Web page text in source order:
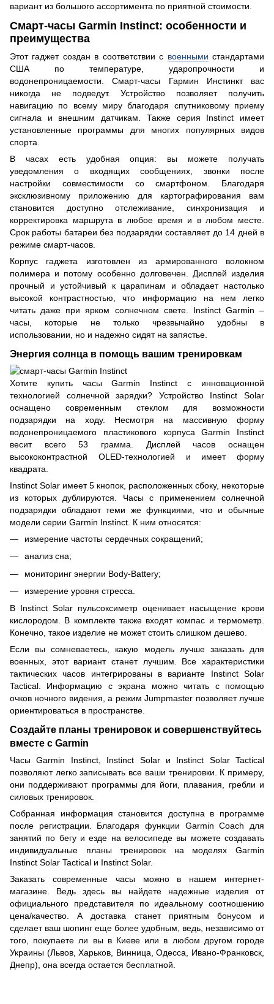
вариант из большого ассортимента по приятной стоимости.
Смарт-часы Garmin Instinct: особенности и
преимущества
Этот гаджет создан в соответствии с военными стандартами
США по температуре, ударопрочности и
водонепроницаемости. Смарт-часы Гармин Инстинкт вас
никогда не подведут. Устройство позволяет получить
навигацию по всему миру благодаря спутниковому приему
сигнала и внешним датчикам. Также серия Instinct имеет
установленные программы для многих популярных видов
спорта.
В часах есть удобная опция: вы можете получать
уведомления о входящих сообщениях, звонки после
настройки совместимости со смартфоном. Благодаря
эксклюзивному приложению для картографирования вам
становится доступно отслеживание, синхронизация и
корректировка маршрута в любое время и в любом месте.
Срок работы батареи без подзарядки составляет до 14 дней в
режиме смарт-часов.
Корпус гаджета изготовлен из армированного волокном
полимера и потому особенно долговечен. Дисплей изделия
прочный и устойчивый к царапинам и обладает настолько
высокой контрастностью, что информацию на нем легко
читать даже при ярком солнечном свете. Instinct Garmin –
часы, которые не только чрезвычайно удобны в
использовании, но и надежно сидят на запястье.
Энергия солнца в помощь вашим тренировкам
Хотите купить часы Garmin Instinct с инновационной
технологией солнечной зарядки? Устройство Instinct Solar
оснащено современным стеклом для возможности
подзарядки на ходу. Несмотря на массивную форму
водонепроницаемого пластикового корпуса Garmin Instinct
весит всего 53 грамма. Дисплей часов оснащен
высококонтрастной OLED-технологией и имеет форму
квадрата.
Instinct Solar имеет 5 кнопок, расположенных сбоку, некоторые
из которых дублируются. Часы с применением солнечной
подзарядки обладают теми же функциями, что и обычные
модели серии Garmin Instinct. К ним относятся:
измерение частоты сердечных сокращений;
анализ сна;
мониторинг энергии Body-Battery;
измерение уровня стресса.
В Instinct Solar пульсоксиметр оценивает насыщение крови
кислородом. В комплекте также входят компас и термометр.
Конечно, такое изделие не может стоить слишком дешево.
Если вы сомневаетесь, какую модель лучше заказать для
военных, этот вариант станет лучшим. Все характеристики
тактических часов интегрированы в варианте Instinct Solar
Tactical. Информацию с экрана можно читать с помощью
очков ночного видения, а режим Jumpmaster позволяет лучше
ориентироваться в пространстве.
Создайте планы тренировок и совершенствуйтесь
вместе с Garmin
Часы Garmin Instinct, Instinct Solar и Instinct Solar Tactical
позволяют легко записывать все ваши тренировки. К примеру,
они поддерживают программы для йоги, плавания, гребли и
силовых тренировок.
Собранная информация становится доступна в программе
после регистрации. Благодаря функции Garmin Coach для
занятий по бегу и езде на велосипеде вы можете создавать
индивидуальные планы тренировок на моделях Garmin
Instinct Solar Tactical и Instinct Solar.
Заказать современные часы можно в нашем интернет-
магазине. Ведь здесь вы найдете надежные изделия от
официального представителя по идеальному соотношению
цена/качество. А доставка станет приятным бонусом и
сделает ваш шопинг еще более удобным, ведь, независимо от
того, покупаете ли вы в Киеве или в любом другом городе
Украины (Львов, Харьков, Винница, Одесса, Ивано-Франковск,
Днепр), она всегда остается бесплатной.